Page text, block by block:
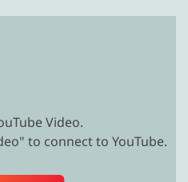
Video.
to connect to YouTube.